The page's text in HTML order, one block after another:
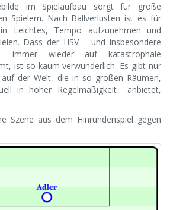
im Spielaufbau sorgt für große
Spielern. Nach Ballverlusten ist es für
Leichtes, Tempo aufzunehmen und
Dass der HSV – und insbesondere
immer wieder auf katastrophale
ist so kaum verwunderlich. Es gibt nur
auf der Welt, die in so großen Räumen,
in hoher Regelmäßigkeit anbietet,
Szene aus dem Hinrundenspiel gegen